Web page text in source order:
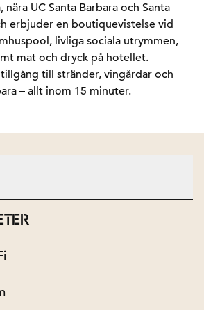
UC Santa Barbara och Santa
erbjuder en boutiquevistelse vid
livliga sociala utrymmen,
mat och dryck på hotellet.
till stränder, vingårdar och
– allt inom 15 minuter.